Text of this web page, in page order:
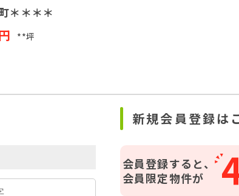
＊＊＊＊
**坪
新規会員登録は
会員登録すると、
会員限定物件が